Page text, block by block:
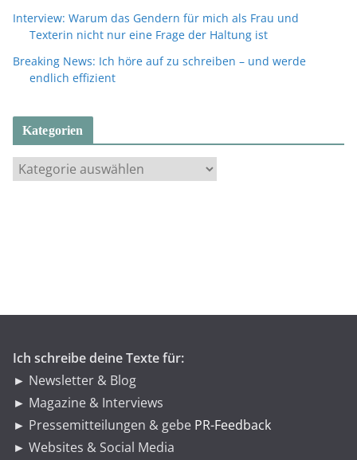
Interview: Warum das Gendern für mich als Frau und
Texterin nicht nur eine Frage der Haltung ist
Breaking News: Ich höre auf zu schreiben – und werde
endlich effizient
Kategorien
a
Ich schreibe deine Texte für:
► Newsletter & Blog
► Magazine & Interviews
► Pressemitteilungen & gebe PR-Feedback
► Websites & Social Media